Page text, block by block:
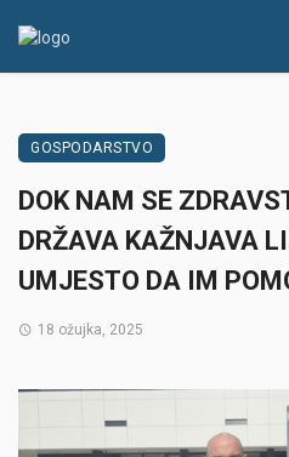
GOSPODARSTVO
DOK NAM SE
DRŽAVA KAŽNJAVA
UMJESTO DA IM
18 ožujka, 2025